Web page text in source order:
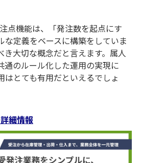
点機能は、「発注数を起点にす
な定義をベースに構築をしていま
き大切な概念だと言えます。属人
通のルール化した運用の実現に
はとても有用だといえるでしょ
細情報